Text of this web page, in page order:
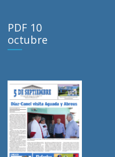
PDF 10
octubre